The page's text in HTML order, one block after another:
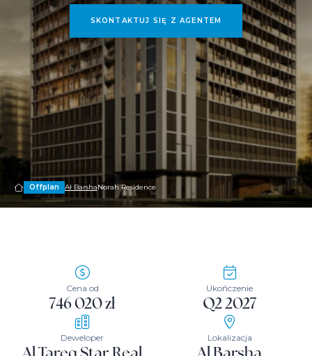
SKONTAKTUJ SIĘ Z AGENTEM
Offplan Al BarshaNorah Residence
Cena od
746 020 zł
Ukończenie
Q2 2027
Deweloper Lokalizacja